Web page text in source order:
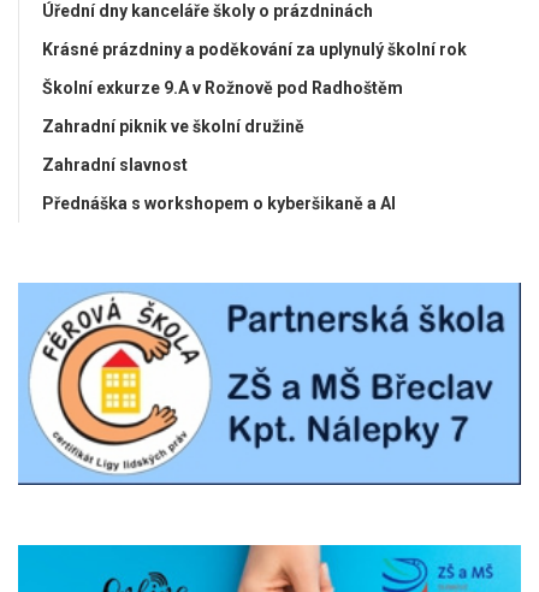
Úřední dny kanceláře školy o prázdninách
Krásné prázdniny a poděkování za uplynulý školní rok
Školní exkurze 9.A v Rožnově pod Radhoštěm
Zahradní piknik ve školní družině
Zahradní slavnost
Přednáška s workshopem o kyberšikaně a AI